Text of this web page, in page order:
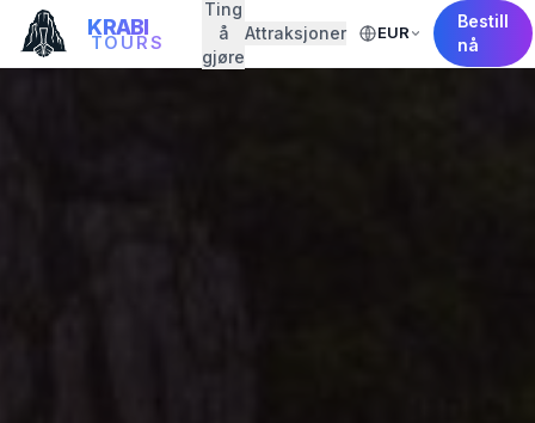
KRABI
TOURS
Ting
å
gjøre
Attraksjoner EUR
Bestill
nå